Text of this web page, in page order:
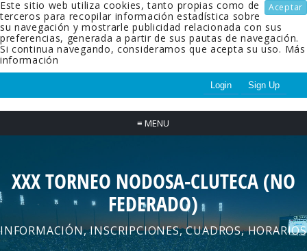
Aceptar
Este sitio web utiliza cookies, tanto propias como de
terceros para recopilar información estadística sobre
su navegación y mostrarle publicidad relacionada con sus
preferencias, generada a partir de sus pautas de navegación.
Si continua navegando, consideramos que acepta su uso. Más
información
Login Sign Up
≡ MENU
XXX TORNEO NODOSA-CLUTECA (NO
FEDERADO)
INFORMACIÓN, INSCRIPCIONES, CUADROS, HORARIOS